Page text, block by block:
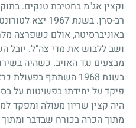
וקצין אג"מ בחטיבת טנקים.
רב-סרן. בשנת1967 יצא
באוניברסיטה, אולם כשפרצה
ושב ללבוש את מדי צה"ל.
מבצעים נגד האויב. כשהיה
בשנת 1968 השתתף בפעולת
פיקד על יחידתו בפשיטות על
היה קצין שריון מעולה ומפקד
מתוך הכרה בכורח שבדבר